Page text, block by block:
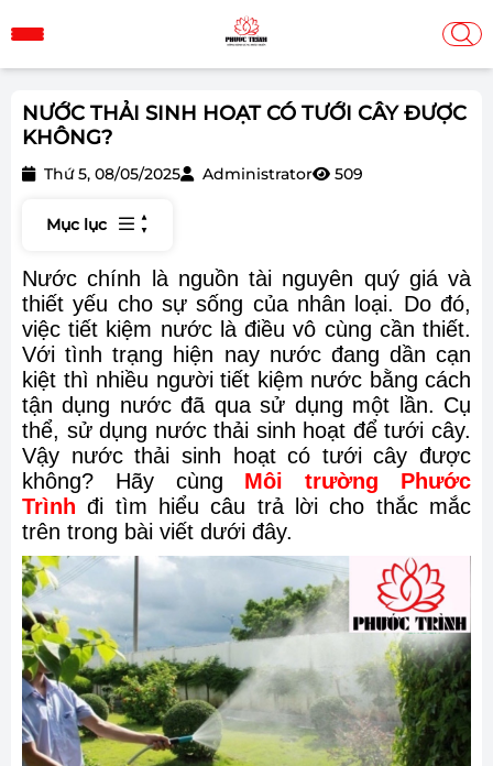
NƯỚC THẢI SINH HOẠT CÓ TƯỚI CÂY ĐƯỢC
KHÔNG?
Thứ 5, 08/05/2025 Administrator 509
Mục lục
Nước chính là nguồn tài nguyên quý giá và
thiết yếu cho sự sống của nhân loại. Do đó,
việc tiết kiệm nước là điều vô cùng cần thiết.
Với tình trạng hiện nay nước đang dần cạn
kiệt thì nhiều người tiết kiệm nước bằng cách
tận dụng nước đã qua sử dụng một lần. Cụ
thể, sử dụng nước thải sinh hoạt để tưới cây.
Vậy nước thải sinh hoạt có tưới cây được
không? Hãy cùng Môi trường Phước
Trình đi tìm hiểu câu trả lời cho thắc mắc
trên trong bài viết dưới đây.